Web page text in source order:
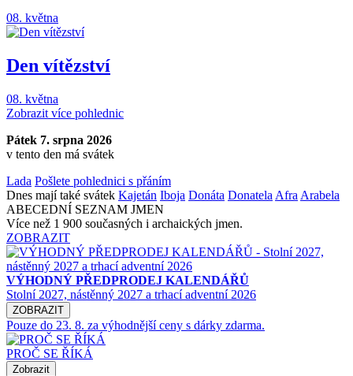
08. května
Den vítězství
08. května
Zobrazit více pohlednic
Pátek 7. srpna 2026
v tento den má svátek
Lada Pošlete pohlednici s přáním
Dnes mají také svátek Kajetán Iboja Donáta Donatela Afra Arabela
ABECEDNÍ SEZNAM JMEN
Více než 1 900 současných i archaických jmen.
ZOBRAZIT
VÝHODNÝ PŘEDPRODEJ KALENDÁŘŮ
Stolní 2027, nástěnný 2027 a trhací adventní 2026
ZOBRAZIT
Pouze do 23. 8. za výhodnější ceny s dárky zdarma.
PROČ SE ŘÍKÁ
Zobrazit